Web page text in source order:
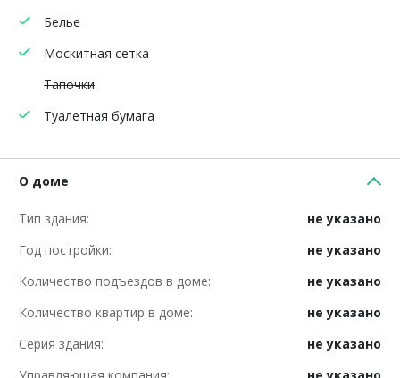
Белье
Москитная сетка
Тапочки
Туалетная бумага
О доме
Тип здания:
не указано
Год постройки:
не указано
Количество подъездов в доме:
не указано
Количество квартир в доме:
не указано
Серия здания:
не указано
Управляющая компания:
не указано